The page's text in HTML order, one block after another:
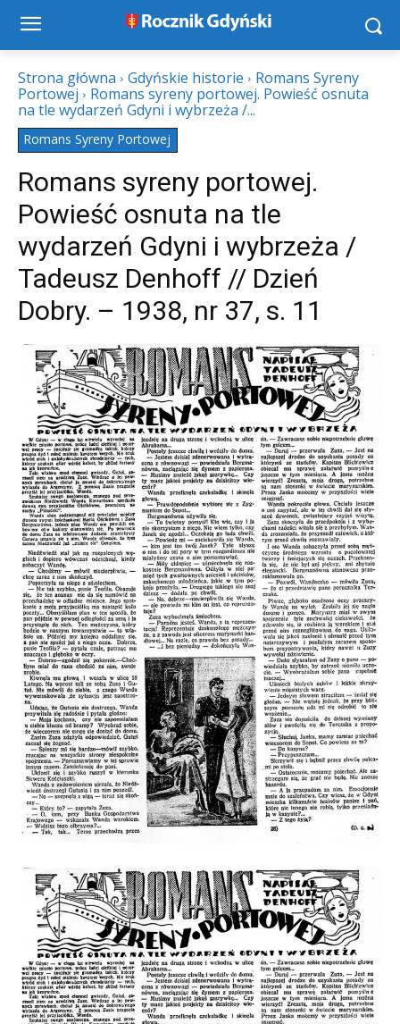
Strona główna Gdyńskie historie
Romans Syreny
Portowej
Romans syreny portowej. Powieść osnuta
na tle wydarzeń Gdyni i wybrzeża /...
Romans Syreny Portowej
Romans syreny portowej.
Powieść osnuta na tle
wydarzeń Gdyni i wybrzeża /
Tadeusz Denhoff // Dzień
Dobry. – 1938, nr 37, s. 11